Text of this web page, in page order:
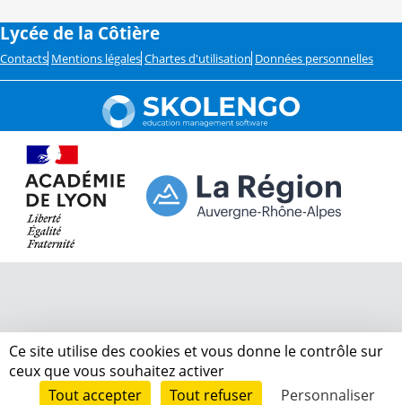
Lycée de la Côtière
Contacts Mentions légales Chartes d'utilisation Données personnelles
Ce site utilise des cookies et vous donne le contrôle sur
ceux que vous souhaitez activer
Tout accepter
Tout refuser Personnaliser